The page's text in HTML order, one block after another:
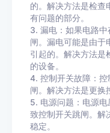
的。解决方法是检查
有问题的部分。
3. 漏电：如果电路
闸。漏电可能是由于
引起的。解决方法是
的设备。
4. 控制开关故障：
闸。解决方法是更换
5. 电源问题：电源
致控制开关跳闸。解
稳定。